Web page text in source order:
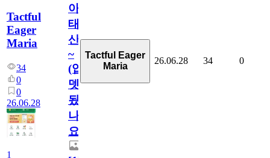
Tactful
Eager
Maria
34
0
0
26.06.28
1
아
태
산
~
(업
뎃
됬
나
요)
Tactful Eager
Maria
26.06.28 34 0